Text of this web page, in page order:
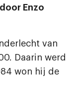
Enzo
van
Daarin werd
won hij de